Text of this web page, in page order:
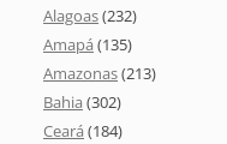
Alagoas(232)
Amapá (135)
Amazonas(213)
Bahia (302)
Ceará (184)